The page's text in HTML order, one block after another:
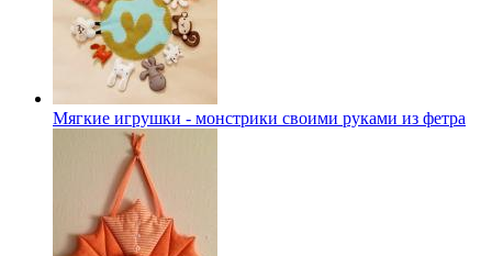
Мягкие игрушки - монстрики своими руками из фетра